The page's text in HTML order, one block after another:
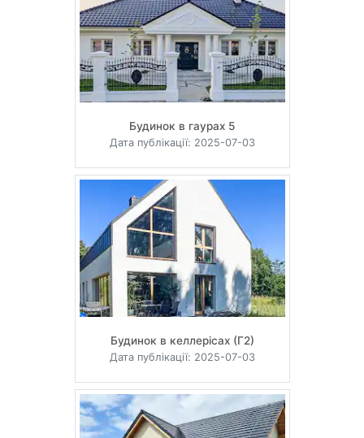
Будинок в гаурах 5
Дата публікації: 2025-07-03
Будинок в келлерісах (Г2)
Дата публікації: 2025-07-03